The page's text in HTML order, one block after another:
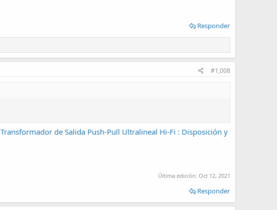
Responder
#1,008
Transformador de Salida Push-Pull Ultralineal Hi-Fi : Disposición y
Última edición: Oct 12, 2021
Responder